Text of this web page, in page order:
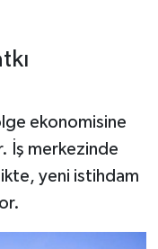
ekonomisine
İş merkezinde
yeni istihdam